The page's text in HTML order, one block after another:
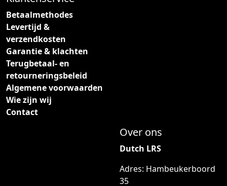
Betaalmethodes
Levertijd &
verzendkosten
Garantie & klachten
Terugbetaal- en
retourneringsbeleid
Algemene voorwaarden
Wie zijn wij
Contact
Over ons
Dutch LRS
Adres: Hambeukerboord
35